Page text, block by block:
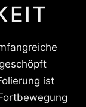
ist